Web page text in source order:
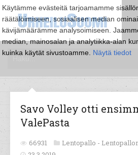
Käytämme evästeitä tarjoamamme
räätälöimiseen, sosiaalisen median
kävijämäärämme analysoimiseen.
median, mainosalan ja analytiikka-alan
kuinka käytät sivustoamme. Näytä tiedot
Savo Volley otti
ValePasta
66931 Lentopallo -